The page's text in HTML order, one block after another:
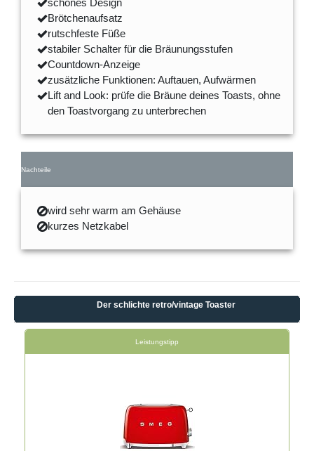
schönes Design
Brötchenaufsatz
rutschfeste Füße
stabiler Schalter für die Bräunungsstufen
Countdown-Anzeige
zusätzliche Funktionen: Auftauen, Aufwärmen
Lift and Look: prüfe die Bräune deines Toasts, ohne
den Toastvorgang zu unterbrechen
Nachteile
wird sehr warm am Gehäuse
kurzes Netzkabel
Der schlichte retro/vintage Toaster
Leistungstipp